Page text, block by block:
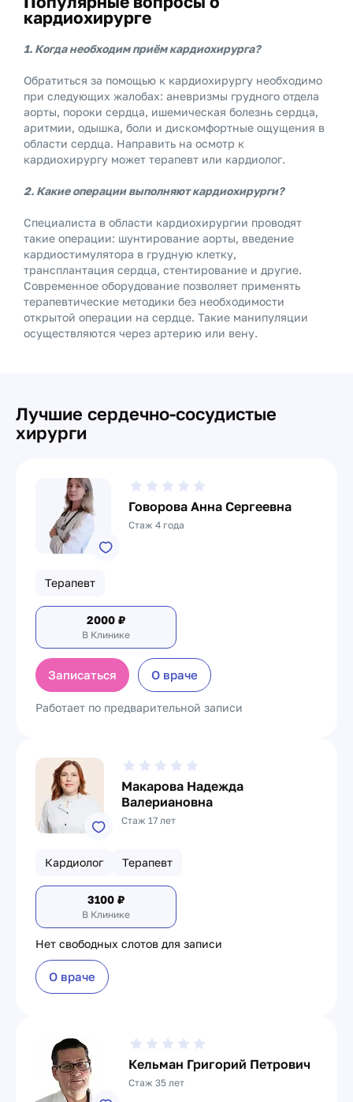
кардиохирурге
1. Когда необходим приём кардиохирурга?
Обратиться за помощью к кардиохирургу необходимо
при следующих жалобах: аневризмы грудного отдела
аорты, пороки сердца, ишемическая болезнь сердца,
аритмии, одышка, боли и дискомфортные ощущения в
области сердца. Направить на осмотр к
кардиохирургу может терапевт или кардиолог.
2. Какие операции выполняют кардиохирурги?
Специалиста в области кардиохирургии проводят
такие операции: шунтирование аорты, введение
кардиостимулятора в грудную клетку,
трансплантация сердца, стентирование и другие.
Современное оборудование позволяет применять
терапевтические методики без необходимости
открытой операции на сердце. Такие манипуляции
осуществляются через артерию или вену.
Лучшие сердечно-сосудистые
хирурги
Говорова Анна Сергеевна
Стаж 4 года
Терапевт
2000 ₽
В Клинике
Записаться О враче
Работает по предварительной записи
Макарова Надежда
Валериановна
Стаж 17 лет
Кардиолог Терапевт
3100 ₽
В Клинике
Нет свободных слотов для записи
О враче
Кельман Григорий Петрович
Стаж 35 лет